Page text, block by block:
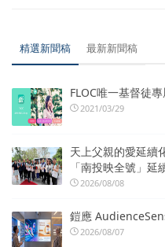
精選新聞稿 最新新聞稿
FLOC唯一基督徒
2021/03/29
天上父親的愛延續
「南投映全號」延
2026/08/08
鎧應
2026/08/07